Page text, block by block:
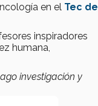
en el Tec de
inspiradores
humana,
investigación y